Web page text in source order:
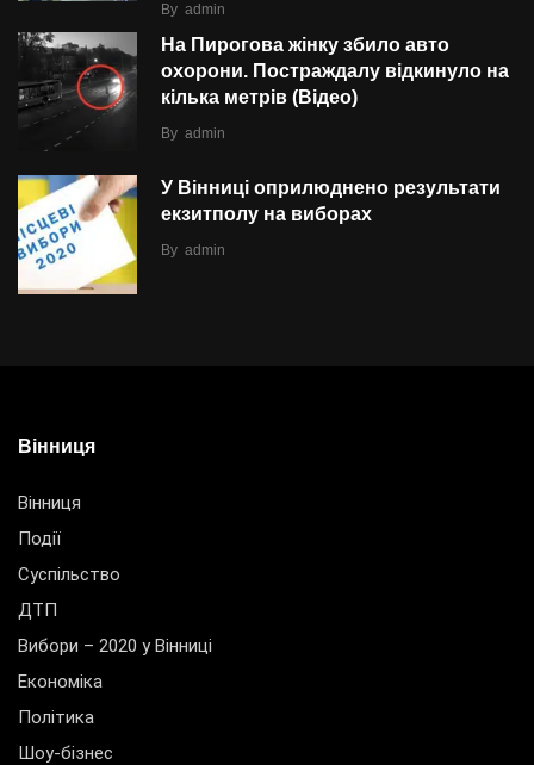
By admin
На Пирогова жінку збило авто
охорони. Постраждалу відкинуло на
кілька метрів (Відео)
By admin
У Вінниці оприлюднено результати
екзитполу на виборах
By admin
Вінниця
Вінниця
Події
Суспільство
ДТП
Вибори – 2020 у Вінниці
Економіка
Політика
Шоу-бізнес